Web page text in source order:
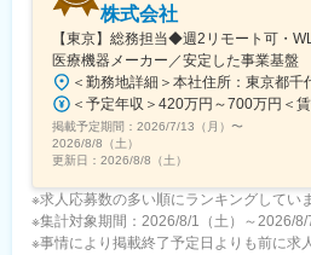
株式会社
【東京】総務担当◆週2リモート可・
医療機器メーカー／安定した事業基盤
掲載予定期間： 2026/7/13（月） 〜
2026/8/8（土）
更新日： 2026/8/8（土）
※求人応募数の多い順にランキングしてい
※集計対象期間：2026/8/1（土）～2026/8/
※事情により掲載終了予定日よりも前に求